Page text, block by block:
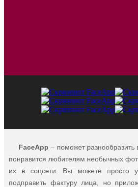
FaceApp – поможет
понравится любителям необычных
их в соцсети. Вы можете просто
подправить фактуру лица, но